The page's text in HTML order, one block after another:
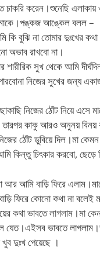
করেন।শুনেছি
মাকে।পঙ্কজ আঙ্কেল বলল –
বুঝি না তোমার দুঃখের
অভাব রাখবো না।
সুখ থেকে আমি
নিজের সুখের জন্য
নিজের ঠোঁট নিয়ে এসে
কাকু আরও অনুনয় বিনয়
ঠোঁট ডুবিয়ে দিল।মা
কিন্তু চিৎকার করবো,
আর আমি বাড়ি ফিরে
ফিরে কোনো কথা না বলেই
কথা ভাবতে লাগলাম।মা
ভাবতে
দুঃখ পেয়েছে ।